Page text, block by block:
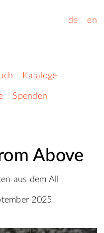
de en
Kataloge
Spenden
Above
aus dem All
2025